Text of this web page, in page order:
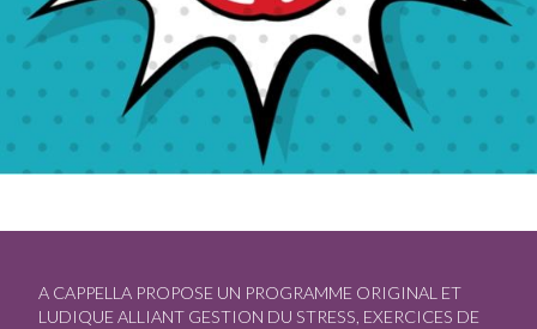
A CAPPELLA PROPOSE UN PROGRAMME ORIGINAL ET
LUDIQUE ALLIANT GESTION DU STRESS, EXERCICES DE